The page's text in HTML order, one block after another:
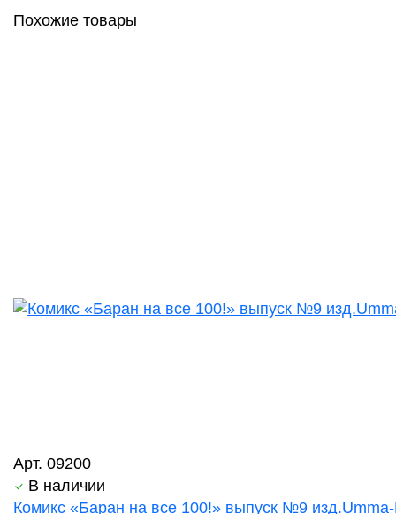
Похожие товары
Арт. 09200
В наличии
Комикс «Баран на все 100!» выпуск №9